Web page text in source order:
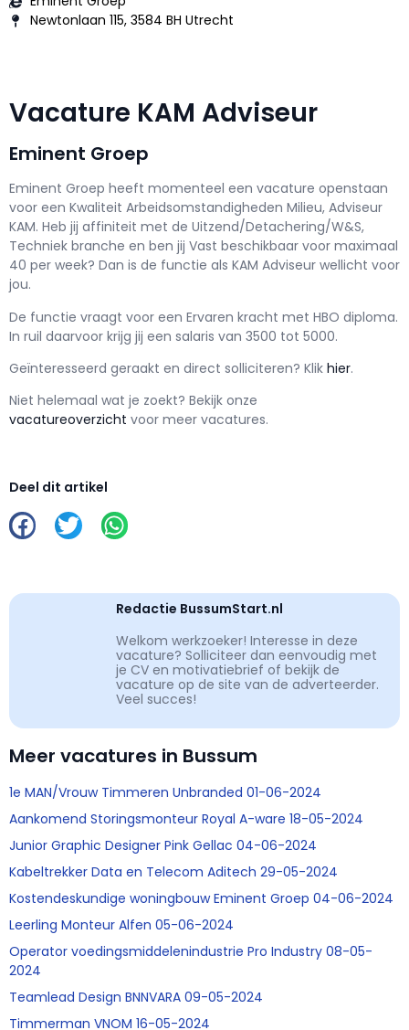
Newtonlaan 115, 3584 BH Utrecht
Vacature KAM Adviseur
Eminent Groep
Eminent Groep heeft momenteel een vacature openstaan
voor een Kwaliteit Arbeidsomstandigheden Milieu, Adviseur
KAM. Heb jij affiniteit met de Uitzend/Detachering/W&S,
Techniek branche en ben jij Vast beschikbaar voor maximaal
40 per week? Dan is de functie als KAM Adviseur wellicht voor
jou.
De functie vraagt voor een Ervaren kracht met HBO diploma.
In ruil daarvoor krijg jij een salaris van 3500 tot 5000.
Geïnteresseerd geraakt en direct solliciteren? Klik hier.
Niet helemaal wat je zoekt? Bekijk onze
vacatureoverzicht voor meer vacatures.
Deel dit artikel
Redactie BussumStart.nl
Welkom werkzoeker! Interesse in deze
vacature? Solliciteer dan eenvoudig met
je CV en motivatiebrief of bekijk de
vacature op de site van de adverteerder.
Veel succes!
Meer vacatures in Bussum
1e MAN/Vrouw Timmeren Unbranded 01-06-2024
Aankomend Storingsmonteur Royal A-ware 18-05-2024
Junior Graphic Designer Pink Gellac 04-06-2024
Kabeltrekker Data en Telecom Aditech 29-05-2024
Kostendeskundige woningbouw Eminent Groep 04-06-2024
Leerling Monteur Alfen 05-06-2024
Operator voedingsmiddelenindustrie Pro Industry 08-05-
2024
Teamlead Design BNNVARA 09-05-2024
Timmerman VNOM 16-05-2024